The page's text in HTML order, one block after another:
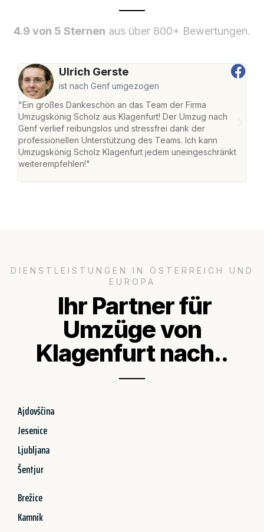
4.9 von 5 Sternen aus über 800+ Bewertungen.
Ulrich Gerste
ist nach Genf umgezogen
"Ein großes Dankeschön an das Team der Firma
Umzugskönig Scholz aus Klagenfurt! Der Umzug nach
Genf verlief reibungslos und stressfrei dank der
professionellen Unterstützung des Teams. Ich kann
Umzugskönig Scholz Klagenfurt jedem uneingeschränkt
weiterempfehlen!"
DIENSTLEISTUNGEN IN ÖSTERREICH UND
EUROPA
Ihr Partner für
Umzüge von
Klagenfurt nach..
Ajdovščina
Jesenice
Ljubljana
Šentjur
Brežice
Kamnik